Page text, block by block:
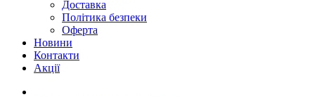
Доставка
Політика безпеки
Оферта
Новини
Контакти
Акції